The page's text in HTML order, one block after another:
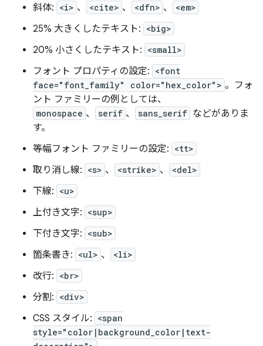
斜体: <i> 、 <cite> 、 <dfn> 、 <em>
25% 大きくしたテキスト: <big>
20% 小さくしたテキスト: <small>
フォント プロパティの設定: <font
face="font_family" color="hex_color"> 。フォ
ント ファミリーの例としては、
monospace 、 serif 、 sans_serif などがありま
す。
等幅フォント ファミリーの設定: <tt>
取り消し線: <s> 、 <strike> 、 <del>
下線: <u>
上付き文字: <sup>
下付き文字: <sub>
箇条書き: <ul> 、 <li>
改行: <br>
分割: <div>
CSS スタイル: <span
style="color|background_color|text-